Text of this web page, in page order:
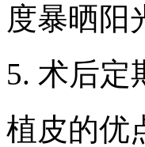
度暴晒阳
5. 术后定
植皮的优